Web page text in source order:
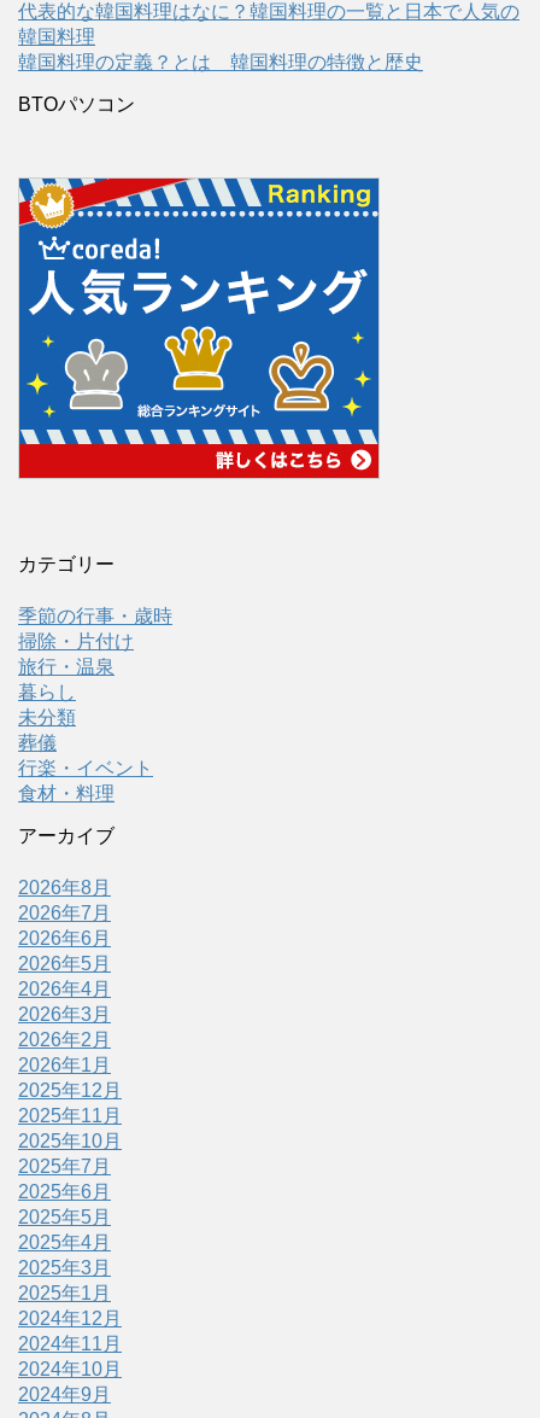
代表的な韓国料理はなに？韓国料理の一覧と日本で人気の
韓国料理
韓国料理の定義？とは 韓国料理の特徴と歴史
BTOパソコン
カテゴリー
季節の行事・歳時
掃除・片付け
旅行・温泉
暮らし
未分類
葬儀
行楽・イベント
食材・料理
アーカイブ
2026年8月
2026年7月
2026年6月
2026年5月
2026年4月
2026年3月
2026年2月
2026年1月
2025年12月
2025年11月
2025年10月
2025年7月
2025年6月
2025年5月
2025年4月
2025年3月
2025年1月
2024年12月
2024年11月
2024年10月
2024年9月